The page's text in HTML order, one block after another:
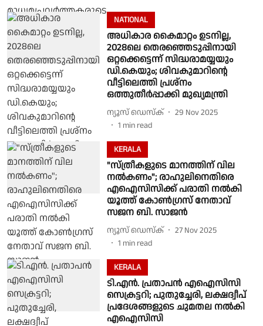
NATIONAL
അധികാര കൈമാറ്റം ഉടനില്ല,
2028ലെ തെരഞ്ഞെടുപ്പിനായി
ഒറ്റക്കെട്ടെന്ന് സിദ്ധരാമയ്യയും
ഡി.കെയും; ശിവകുമാറിൻ്റെ
വീട്ടിലെത്തി പ്രശ്നം
ഒത്തുതീർപ്പാക്കി മുഖ്യമന്ത്രി
ന്യൂസ് ഡെസ്ക്
29 Nov 2025
1 min read
KERALA
"സ്ത്രീകളുടെ മാനത്തിന് വില
നൽകണം"; രാഹുലിനെതിരെ
എഐസിസിക്ക് പരാതി നൽകി
യൂത്ത് കോൺഗ്രസ് നേതാവ്
സജന ബി. സാജൻ
ന്യൂസ് ഡെസ്ക്
27 Nov 2025
1 min read
KERALA
ടി.എൻ. പ്രതാപൻ എഐസിസി
സെക്രട്ടറി; പുതുച്ചേരി, ലക്ഷദ്വീപ്
പ്രദേശങ്ങളുടെ ചുമതല നൽകി
എഐസിസി